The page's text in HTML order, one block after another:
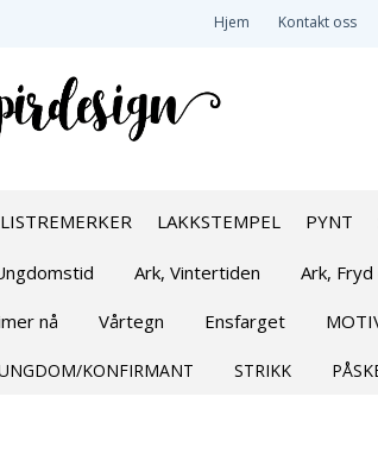
Hjem Kontakt oss
LAKKSTEMPEL PYNT
Ark, Vintertiden Ark,
nå Vårtegn Ensfarget
KONFIRMANT STRIKK